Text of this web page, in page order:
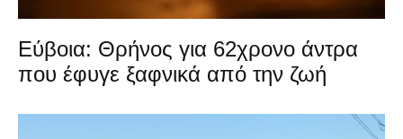
Εύβοια: Θρήνος για 62χρονο άντρα
που έφυγε ξαφνικά από την ζωή